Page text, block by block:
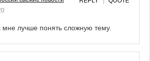
мне лучше понять сложную тему.